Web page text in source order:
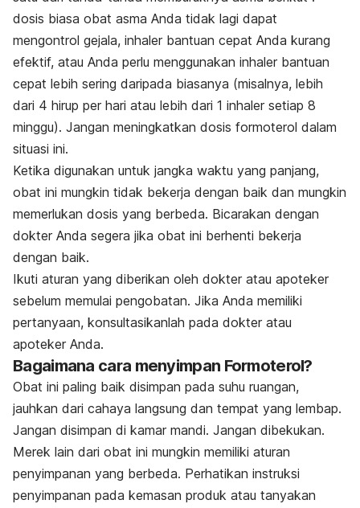
dosis biasa obat asma Anda tidak lagi dapat
mengontrol gejala, inhaler bantuan cepat Anda kurang
efektif, atau Anda perlu menggunakan inhaler bantuan
cepat lebih sering daripada biasanya (misalnya, lebih
dari 4 hirup per hari atau lebih dari 1 inhaler setiap 8
minggu). Jangan meningkatkan dosis formoterol dalam
situasi ini.
Ketika digunakan untuk jangka waktu yang panjang,
obat ini mungkin tidak bekerja dengan baik dan mungkin
memerlukan dosis yang berbeda. Bicarakan dengan
dokter Anda segera jika obat ini berhenti bekerja
dengan baik.
Ikuti aturan yang diberikan oleh dokter atau apoteker
sebelum memulai pengobatan. Jika Anda memiliki
pertanyaan, konsultasikanlah pada dokter atau
apoteker Anda.
Bagaimana cara menyimpan Formoterol?
Obat ini paling baik disimpan pada suhu ruangan,
jauhkan dari cahaya langsung dan tempat yang lembap.
Jangan disimpan di kamar mandi. Jangan dibekukan.
Merek lain dari obat ini mungkin memiliki aturan
penyimpanan yang berbeda. Perhatikan instruksi
penyimpanan pada kemasan produk atau tanyakan